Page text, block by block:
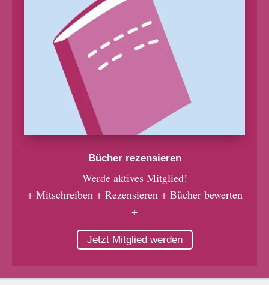
Bücher rezensieren
Werde aktives Mitglied!
+ Mitschreiben + Rezensieren + Bücher bewerten
+
Jetzt Mitglied werden